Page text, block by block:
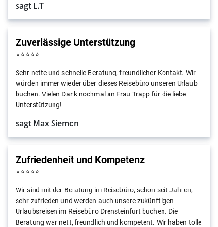
sagt L.T
Zuverlässige Unterstützung
⭐⭐⭐⭐⭐
Sehr nette und schnelle Beratung, freundlicher Kontakt. Wir
würden immer wieder über dieses Reisebüro unseren Urlaub
buchen. Vielen Dank nochmal an Frau Trapp für die liebe
Unterstützung!
sagt Max Siemon
Zufriedenheit und Kompetenz
⭐⭐⭐⭐⭐
Wir sind mit der Beratung im Reisebüro, schon seit Jahren,
sehr zufrieden und werden auch unsere zukünftigen
Urlaubsreisen im Reisebüro Drensteinfurt buchen. Die
Beratung war nett, freundlich und kompetent. Wir haben tolle